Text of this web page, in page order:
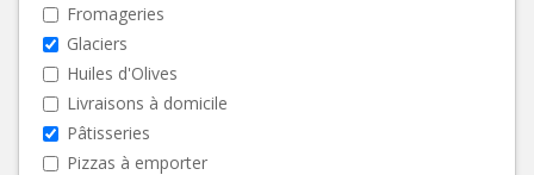
Fromageries
Glaciers
Huiles d'Olives
Livraisons à domicile
Pâtisseries
Pizzas à emporter